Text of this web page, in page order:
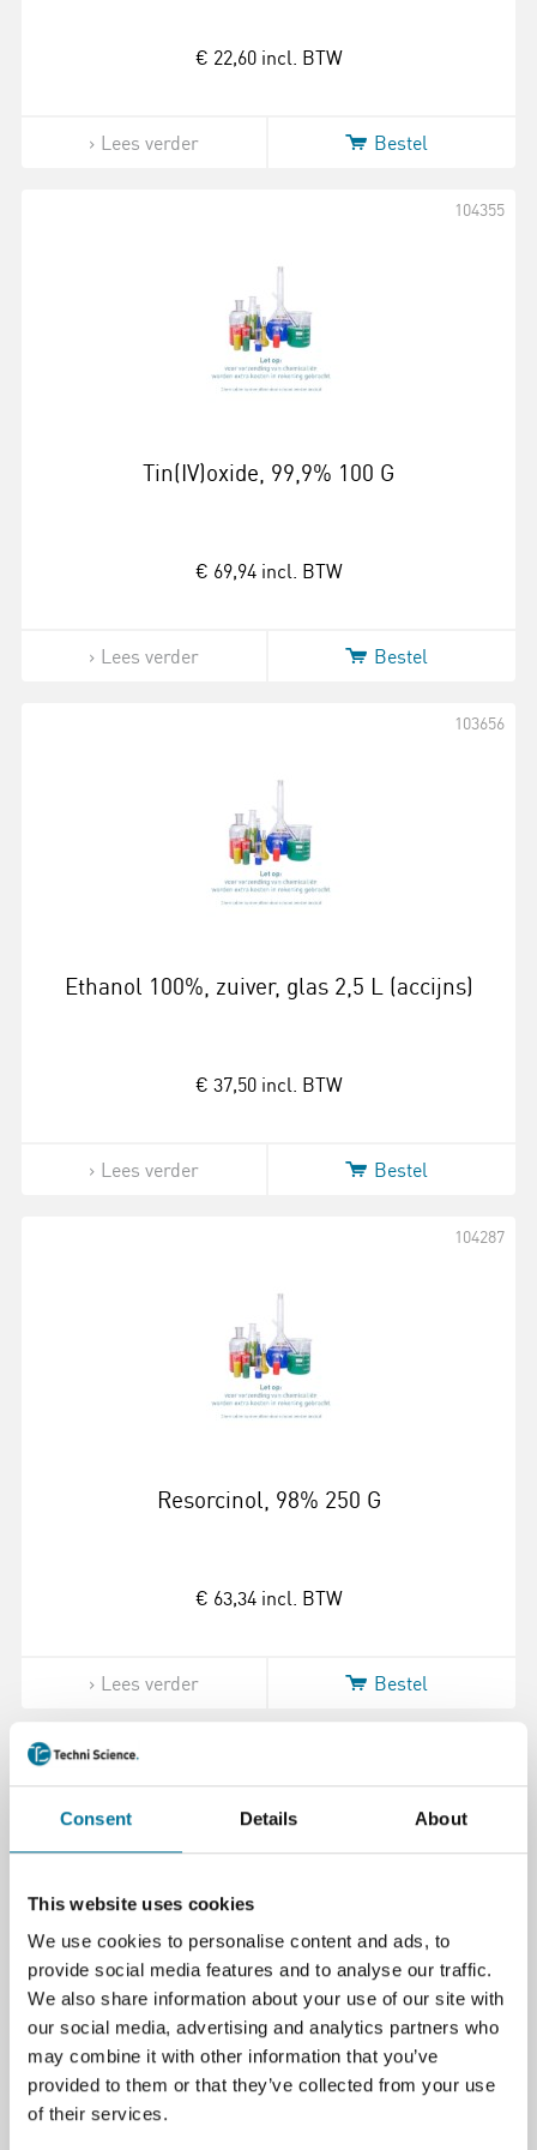
Consent Details About
This website uses cookies
We use cookies to personalise content and ads, to
provide social media features and to analyse our traffic.
We also share information about your use of our site with
our social media, advertising and analytics partners who
may combine it with other information that you’ve
provided to them or that they’ve collected from your use
of their services.
€ 22,60 incl. BTW
Lees verder Bestel
Tin(IV)oxide, 99,9% 100 G
104355
€ 69,94 incl. BTW
Lees verder Bestel
Ethanol 100%, zuiver, glas 2,5 L (accijns)
103656
€ 37,50 incl. BTW
Lees verder Bestel
Resorcinol, 98% 250 G
104287
€ 63,34 incl. BTW
Lees verder Bestel
Chloroform, gestabiliseerd, 99+%, zuiver 2,5
L